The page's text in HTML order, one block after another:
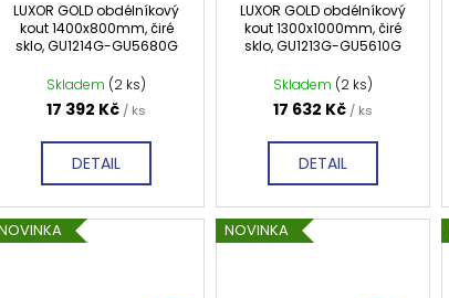
LUXOR GOLD obdélníkový
kout 1400x800mm, čiré
sklo, GU1214G-GU5680G
Skladem (2 ks)
17 392 Kč / ks
DETAIL
LUXOR GOLD obdélníkový
kout 1300x1000mm, čiré
sklo, GU1213G-GU5610G
Skladem (2 ks)
17 632 Kč / ks
DETAIL
NOVINKA